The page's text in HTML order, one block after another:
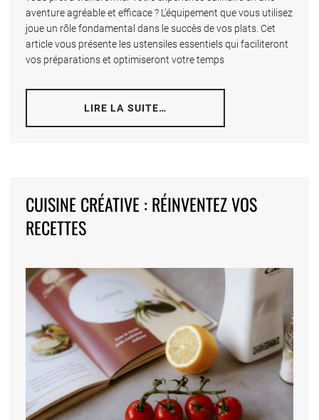
aventure agréable et efficace ? L’équipement que vous utilisez
joue un rôle fondamental dans le succès de vos plats. Cet
article vous présente les ustensiles essentiels qui faciliteront
vos préparations et optimiseront votre temps
LIRE LA SUITE…
CUISINE CRÉATIVE : RÉINVENTEZ VOS
RECETTES